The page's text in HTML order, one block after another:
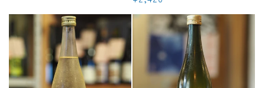
格
常